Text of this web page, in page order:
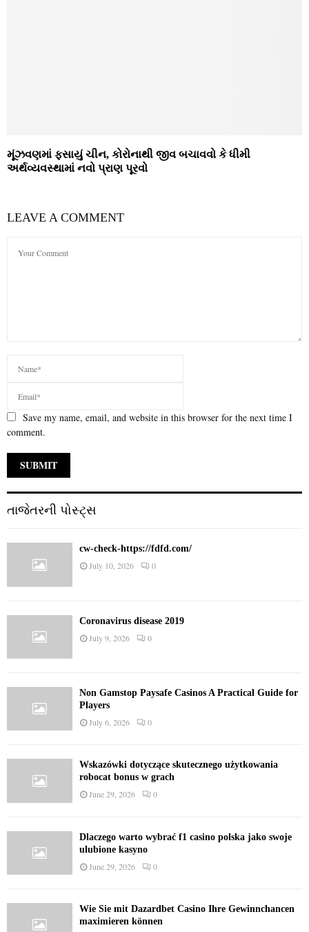
મૂંઝવણમાં ફસાયું ચીન, કોરોનાથી જીવ બચાવવો કે ધીમી
અર્થવ્યવસ્થામાં નવો પ્રાણ પૂરવો
LEAVE A COMMENT
Save my name, email, and website in this browser for the next time I
comment.
તાજેતરની પોસ્ટ્સ
cw-check-https://fdfd.com/
July 10, 2026 0
Coronavirus disease 2019
July 9, 2026 0
Non Gamstop Paysafe Casinos A Practical Guide for
Players
July 6, 2026 0
Wskazówki dotyczące skutecznego użytkowania
robocat bonus w grach
June 29, 2026 0
Dlaczego warto wybrać f1 casino polska jako swoje
ulubione kasyno
June 29, 2026 0
Wie Sie mit Dazardbet Casino Ihre Gewinnchancen
maximieren können